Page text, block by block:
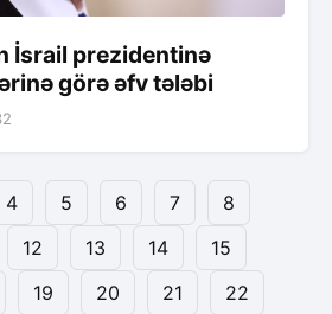
İsrail prezidentinə
görə əfv tələbi
4 5 6 7
8
12 13 14
15
19 20 21
22